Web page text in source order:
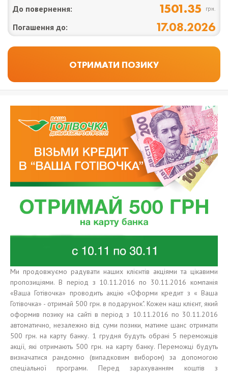
До повернення: 1501.35 грн.
Погашення до: 17.08.2026
Ми продовжуємо радувати наших клієнтів акціями та цікавими
пропозиціями. В період з 10.11.2016 по 30.11.2016 компанія
«Ваша Готiвочка» проводить акцію «Оформи кредит з « Ваша
Готiвочка» - отримай 500 грн. в подарунок". Кожен наш клієнт, який
оформив позику на сайті в період з 10.11.2016 по 30.11.2016
автоматично, незалежно від суми позики, матиме шанс отримати
500 грн. на карту банку. 1 грудня будуть обрані 5 переможців
акції, які отримають 500 грн. на карту банку. Переможці будуть
визначатися рандомно (випадковим вибором) за допомогою
спеціальної програми. Перед зарахуванням коштів з